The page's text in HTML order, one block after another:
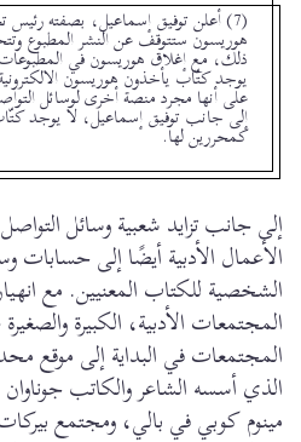
(7) أعلن توفيق إسماعيل، بصفته
هوريسون ستتوقف عن النشر المطبوع
ذلك، مع إغلاق هوريسون في
يوجد كتّاب يأخذون هوريسون
على أنها مجرد منصة أخرى لوسائل
إلى جانب توفيق إسماعيل، لا يوجد
كمحررين لها.
إلى جانب تزايد شعبية وسائل
الأعمال الأدبية أيضًا إلى حسابات
المجتمعات الأدبية، الكبيرة
المجتمعات في البداية إلى موقع
الذي أسسه الشاعر والكاتب
مينوم كوبي في بالي، ومجتمع